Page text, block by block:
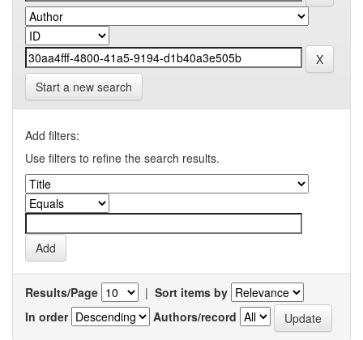
Start a new search
Add filters:
Use filters to refine the search results.
Results/Page | Sort items by
In order
Authors/record